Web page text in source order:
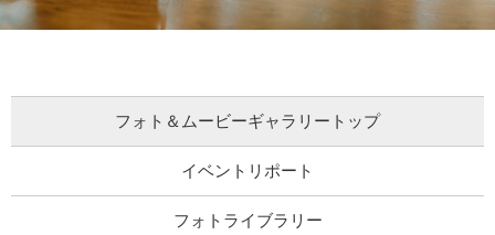
フォト＆ムービーギャラリー トップ
イベントリポート
フォトライブラリー